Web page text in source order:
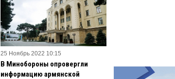
25 Ноябрь 2022 10:15
В Минобороны опровергли
информацию армянской